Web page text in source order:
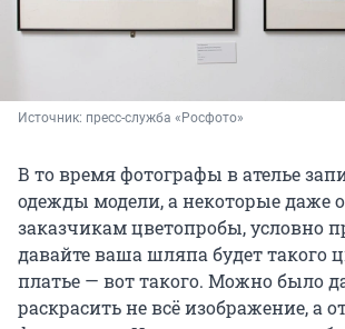
Источник: пресс-служба «Росфото»
В то время фотографы в ателье
одежды модели, а некоторые даже
заказчикам цветопробы, условно
давайте ваша шляпа будет такого
платье — вот такого. Можно было
раскрасить не всё изображение, а